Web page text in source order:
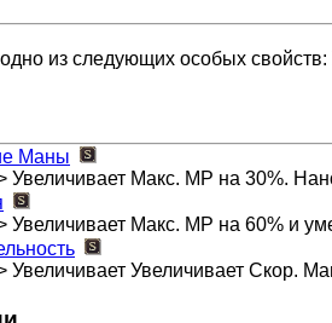
из следующих особых
Маны
Увеличивает Макс. MP на 30%.
Увеличивает Макс. MP на 60% и
Увеличивает Скор.